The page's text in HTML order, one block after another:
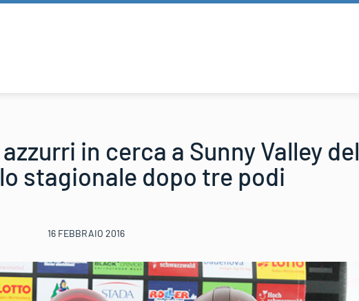
in cerca a Sunny Valley del
stagionale dopo tre podi
16 FEBBRAIO 2016